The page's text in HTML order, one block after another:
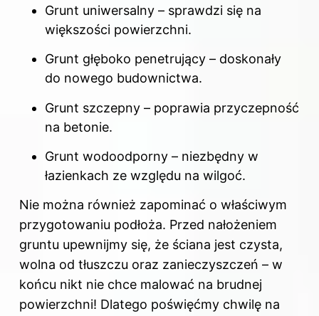
Grunt uniwersalny – sprawdzi się na
większości powierzchni.
Grunt głęboko penetrujący – doskonały
do nowego budownictwa.
Grunt szczepny – poprawia przyczepność
na betonie.
Grunt wodoodporny – niezbędny w
łazienkach ze względu na wilgoć.
Nie można również zapominać o właściwym
przygotowaniu podłoża. Przed nałożeniem
gruntu upewnijmy się, że ściana jest czysta,
wolna od tłuszczu oraz zanieczyszczeń – w
końcu nikt nie chce malować na brudnej
powierzchni! Dlatego poświęćmy chwilę na